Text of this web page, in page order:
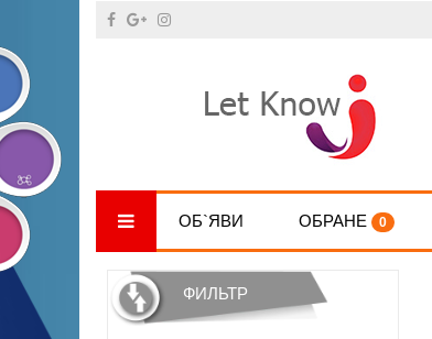
ОБ`ЯВИ ОБРАНЕ 0
ФИЛЬТР